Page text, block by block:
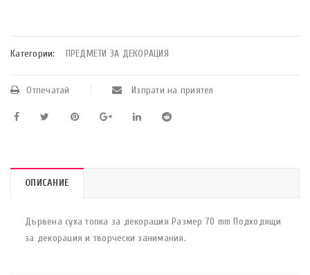
Категории: ПРЕДМЕТИ ЗА ДЕКОРАЦИЯ
Отпечатай Изпрати на приятел
ОПИСАНИЕ
Дървена суха топка за декорация Размер 70 mm Подходящи
за декорация и творчески занимания.